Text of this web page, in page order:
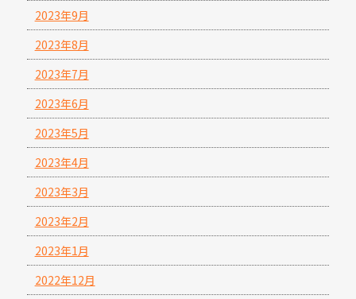
2023年9月
2023年8月
2023年7月
2023年6月
2023年5月
2023年4月
2023年3月
2023年2月
2023年1月
2022年12月